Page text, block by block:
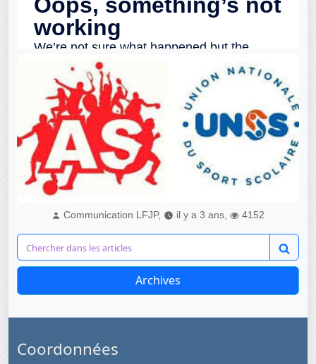
Communication LFJP, il y a 3 ans, 4152
Archives
Coordonnées